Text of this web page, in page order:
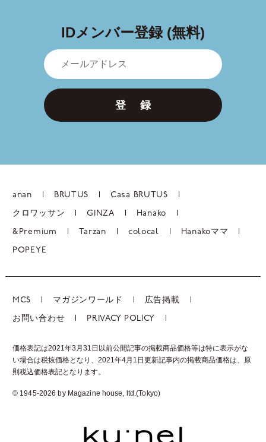
IDメンバー登録 (無料)
登 録
anan BRUTUS Casa BRUTUS
クロワッサン GINZA Hanako
&Premium Tarzan colocal Hanakoママ
POPEYE
MCS マガジンワールド 広告掲載
お問い合わせ PRIVACY POLICY
価格表記は2021年3月31日以前公開記事の掲載商品価格等は特に表示がな
い場合は税抜価格となり、2021年4月1日更新記事内の掲載商品価格は、 原
則税込価格表記となります。
© 1945-2026 by Magazine house, ltd.(Tokyo)